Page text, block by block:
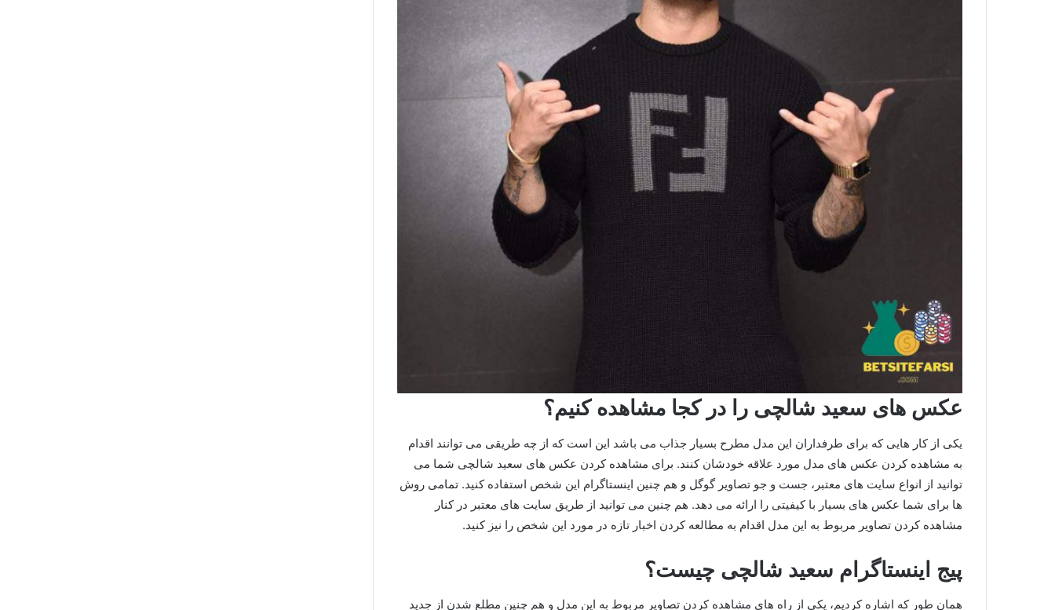
عکس های سعید شالچی را در کجا مشاهده کنیم؟
یکی از کار هایی که برای طرفداران این مدل مطرح بسیار جذاب می باشد این است که از چه طریقی می توانند اقدام
به مشاهده کردن عکس های مدل مورد علاقه خودشان کنند. برای مشاهده کردن عکس های سعید شالچی شما می
توانید از انواع سایت های معتبر، جست و جو تصاویر گوگل و هم چنین اینستاگرام این شخص استفاده کنید. تمامی روش
ها برای شما عکس های بسیار با کیفیتی را ارائه می دهد. هم چنین می توانید از طریق سایت های معتبر در کنار
مشاهده کردن تصاویر مربوط به این مدل اقدام به مطالعه کردن اخبار تازه در مورد این شخص را نیز کنید.
پیج اینستاگرام سعید شالچی چیست؟
همان طور که اشاره کردیم، یکی از راه های مشاهده کردن تصاویر مربوط به این مدل و هم چنین مطلع شدن از جدید